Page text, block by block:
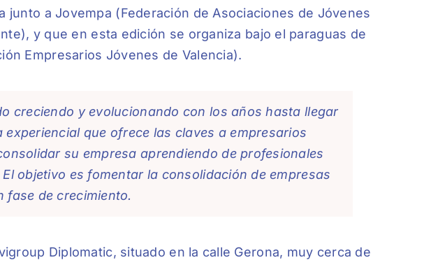
junto a Jovempa (Federación de Asociaciones de Jóvenes
y que en esta edición se organiza bajo el paraguas de
Empresarios Jóvenes de Valencia).
creciendo y evolucionando con los años hasta llegar
que ofrece las claves a empresarios
su empresa aprendiendo de profesionales
objetivo es fomentar la consolidación de empresas
fase de crecimiento.
Diplomatic, situado en la calle Gerona, muy cerca de